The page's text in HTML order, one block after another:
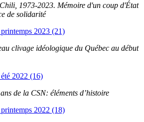
1973-2023. Mémoire d'un coup d'État
de solidarité
2023 (21)
clivage idéologique du Québec au début
2022 (16)
de la CSN: éléments d’histoire
2022 (18)